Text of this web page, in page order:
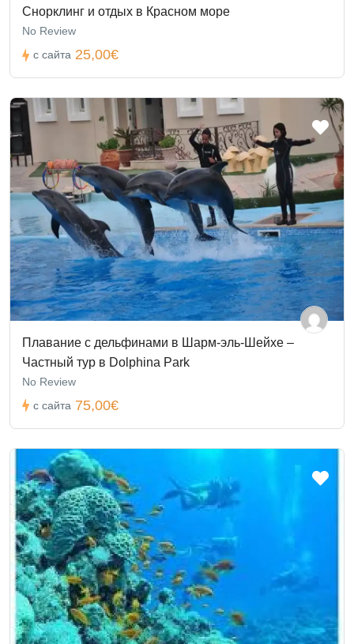
Снорклинг и отдых в Красном море
No Review
с сайта 25,00€
Плавание с дельфинами в Шарм-эль-Шейхе –
Частный тур в Dolphina Park
No Review
с сайта 75,00€